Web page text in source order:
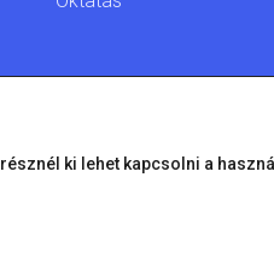
résznél ki lehet kapcsolni a